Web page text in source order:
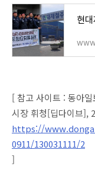
[ 참고 사이트 : 동아
시장 휘청[딥다이브],
https://
0911/130031111/2
]